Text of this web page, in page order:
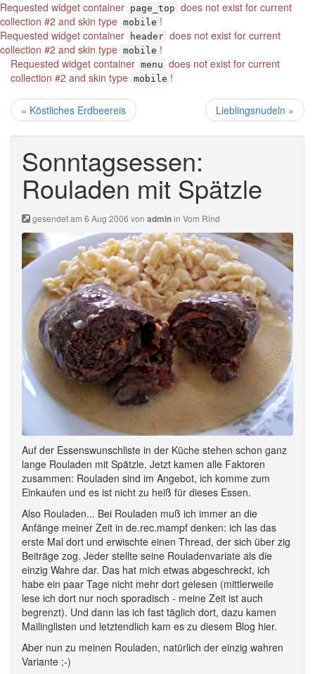
Requested widget container page_top does not exist for current
collection #2 and skin type mobile !
Requested widget container
header does not exist for current
collection #2 and skin type mobile !
Requested widget container menu does not exist for current
collection #2 and skin type mobile !
« Köstliches Erdbeereis Lieblingsnudeln »
Sonntagsessen:
Rouladen mit Spätzle
gesendet am 6 Aug 2006 von adminin Vom Rind
Auf der Essenswunschliste in der Küche stehen schon ganz
lange Rouladen mit Spätzle. Jetzt kamen alle Faktoren
zusammen: Rouladen sind im Angebot, ich komme zum
Einkaufen und es ist nicht zu heiß für dieses Essen.
Also Rouladen... Bei Rouladen muß ich immer an die
Anfänge meiner Zeit in de.rec.mampf denken: ich las das
erste Mal dort und erwischte einen Thread, der sich über zig
Beiträge zog. Jeder stellte seine Rouladenvariate als die
einzig Wahre dar. Das hat mich etwas abgeschreckt, ich
habe ein paar Tage nicht mehr dort gelesen (mittlerweile
lese ich dort nur noch sporadisch - meine Zeit ist auch
begrenzt). Und dann las ich fast täglich dort, dazu kamen
Mailinglisten und letztendlich kam es zu diesem Blog hier.
Aber nun zu meinen Rouladen, natürlich der einzig wahren
Variante ;-)